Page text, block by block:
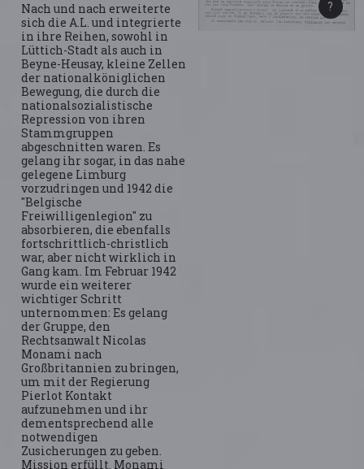
Nach und nach erweiterte
sich die A.L. und integrierte
in ihre Reihen, sowohl in
Lüttich-Stadt als auch in
Beyne-Heusay, kleine Zellen
der nationalköniglichen
Bewegung, die durch die
nationalsozialistische
Repression von ihren
Stammgruppen
abgeschnitten waren. Es
gelang ihr sogar, in das nahe
gelegene Limburg
vorzudringen und 1942 die
"Belgische
Freiwilligenlegion" zu
absorbieren, die ebenfalls
fortschrittlich-christlich
war, aber nicht wirklich in
Gang kam. Im Februar 1942
wurde ein weiterer
wichtiger Schritt
unternommen: Es gelang
der Gruppe, den
Rechtsanwalt Nicolas
Monami nach
Großbritannien zu bringen,
um mit der Regierung
Pierlot Kontakt
aufzunehmen und ihr
dementsprechend alle
notwendigen
Zusicherungen zu geben.
Mission erfüllt. Monami